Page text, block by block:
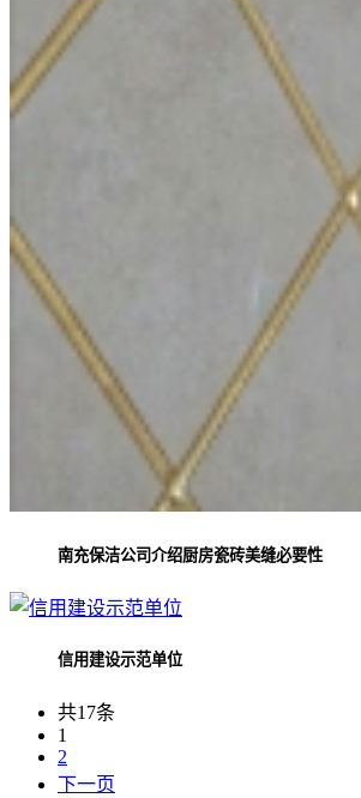
南充保洁公司介绍厨房瓷砖美缝必要性
信用建设示范单位
共17条
1
2
下一页